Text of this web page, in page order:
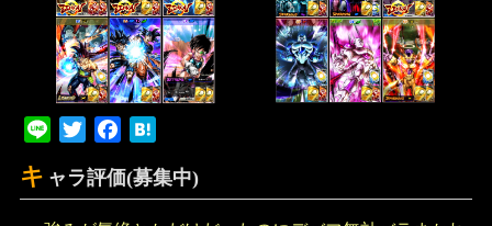
Line Twitter Facebook
キ ャラ評価(募集中)